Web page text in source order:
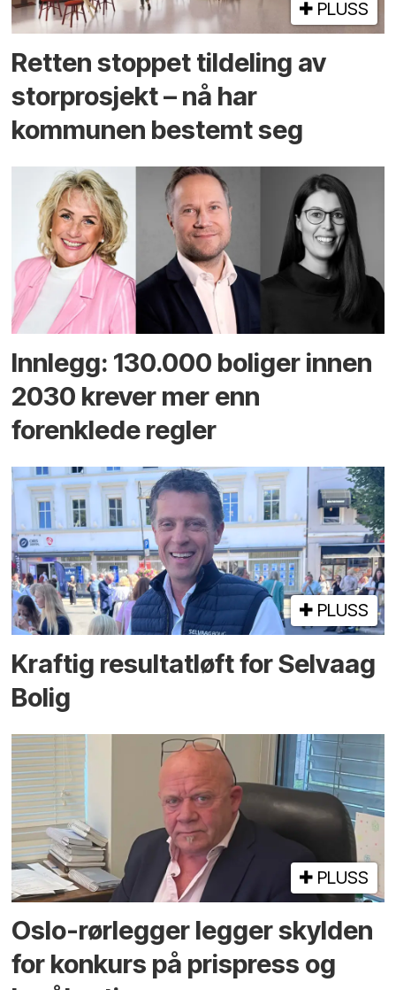
PLUSS
Retten stoppet tildeling av
storprosjekt – nå har
kommunen bestemt seg
Innlegg: 130.000 boliger innen
2030 krever mer enn
forenklede regler
PLUSS
Kraftig resultatløft for Selvaag
Bolig
PLUSS
Oslo-rørlegger legger skylden
for konkurs på prispress og